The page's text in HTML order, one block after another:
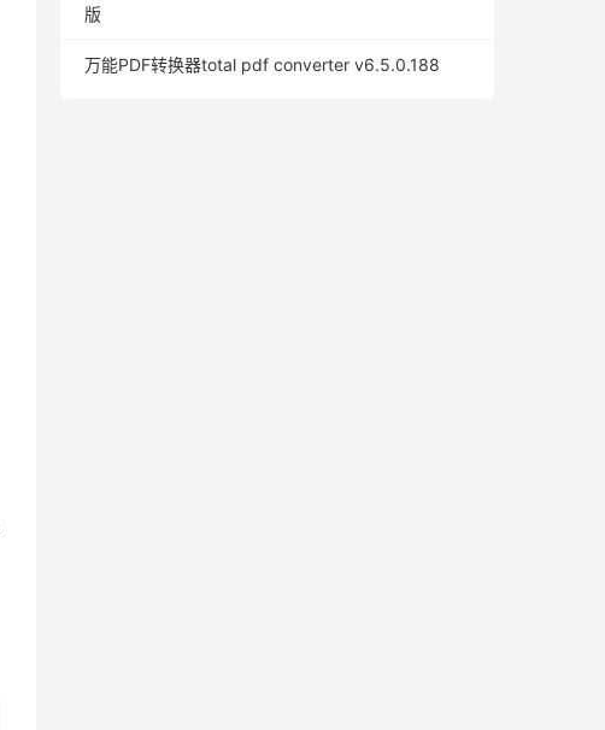
版
万能PDF转换器total pdf converter v6.5.0.188